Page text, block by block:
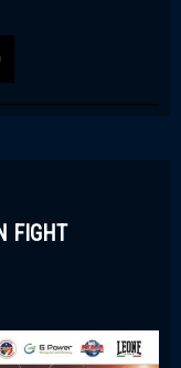
FIGHT